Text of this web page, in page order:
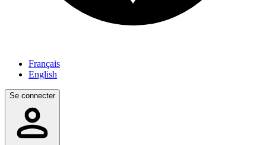
Français
English
Se connecter